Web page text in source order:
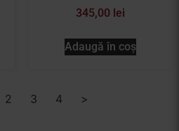
345,00 lei
Adaugă în coș
2 3 4 >